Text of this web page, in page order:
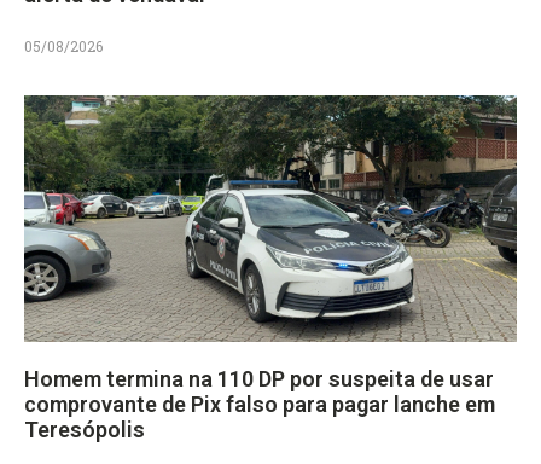
05/08/2026
Homem termina na 110 DP por suspeita de usar
comprovante de Pix falso para pagar lanche em
Teresópolis